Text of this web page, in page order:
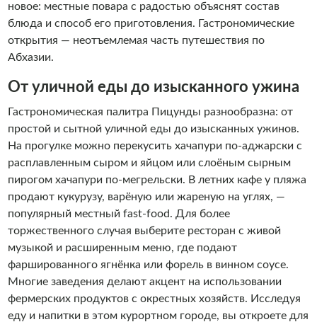
новое: местные повара с радостью объяснят состав
блюда и способ его приготовления. Гастрономические
открытия — неотъемлемая часть путешествия по
Абхазии.
От уличной еды до изысканного ужина
Гастрономическая палитра Пицунды разнообразна: от
простой и сытной уличной еды до изысканных ужинов.
На прогулке можно перекусить хачапури по-аджарски с
расплавленным сыром и яйцом или слоёным сырным
пирогом хачапури по-мегрельски. В летних кафе у пляжа
продают кукурузу, варёную или жареную на углях, —
популярный местный fast-food. Для более
торжественного случая выберите ресторан с живой
музыкой и расширенным меню, где подают
фаршированного ягнёнка или форель в винном соусе.
Многие заведения делают акцент на использовании
фермерских продуктов с окрестных хозяйств. Исследуя
еду и напитки в этом курортном городе, вы откроете для